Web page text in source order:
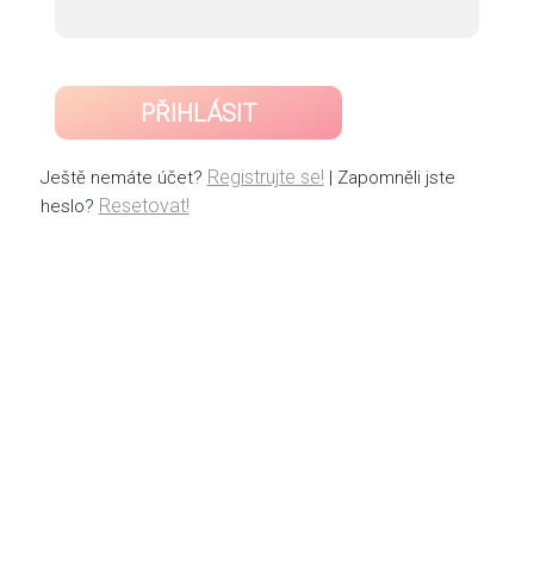
PŘIHLÁSIT
Ještě nemáte účet? Registrujte se!| Zapomněli jste
heslo? Resetovat!